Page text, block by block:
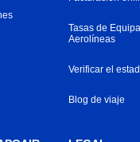
Tasas de
Aerolíneas
Verificar el
Blog de viaje